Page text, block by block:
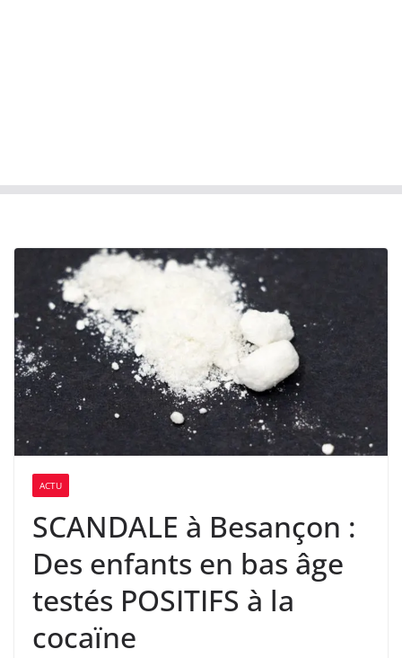
ACTU
SCANDALE à Besançon :
Des enfants en bas âge
testés POSITIFS à la
cocaïne